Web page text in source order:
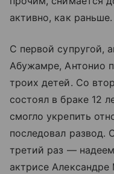
активно, как раньше.
С первой супругой,
Абужамре, Антонио
троих детей. Со
состоял в браке 12
смогло укрепить
последовал развод.
третий раз —
актрисе Александре